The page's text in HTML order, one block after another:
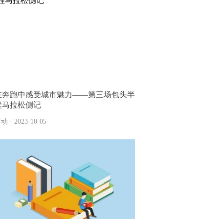
奔跑中感受城市魅力——第三场包头半
马拉松侧记
· 2023-10-05